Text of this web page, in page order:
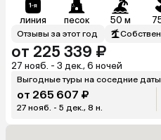
линия песок 50 м
Отзывы за этот год
от 225 339 ₽
27 нояб. - 3 дек., 6 ночей
Выгодные туры на соседние даты
от 265 607 ₽
27 нояб. - 5 дек., 8 н.